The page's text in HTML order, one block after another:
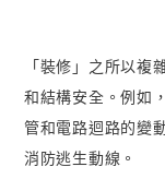
「裝修」之所以
和結構安全。例如
管和電路迴路的變
消防逃生動線。